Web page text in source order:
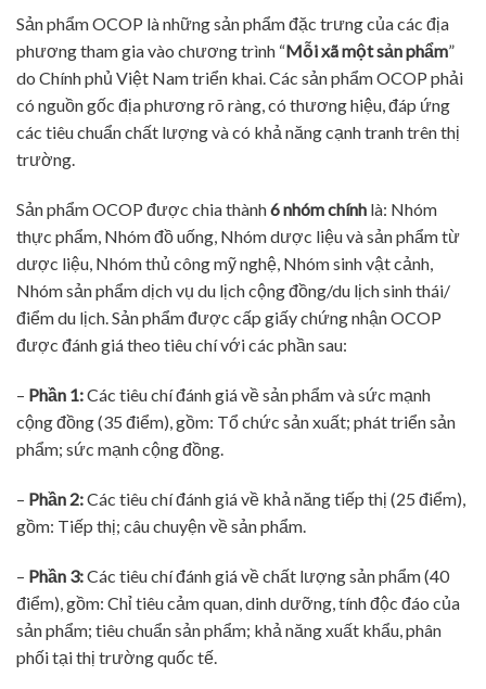
Sản phẩm OCOP là những sản phẩm đặc trưng của các địa
phương tham gia vào chương trình “Mỗi xã một sản phẩm”
do Chính phủ Việt Nam triển khai. Các sản phẩm OCOP phải
có nguồn gốc địa phương rõ ràng, có thương hiệu, đáp ứng
các tiêu chuẩn chất lượng và có khả năng cạnh tranh trên thị
trường.
Sản phẩm OCOP được chia thành6 nhóm chính là: Nhóm
thực phẩm, Nhóm đồ uống, Nhóm dược liệu và sản phẩm từ
dược liệu, Nhóm thủ công mỹ nghệ, Nhóm sinh vật cảnh,
Nhóm sản phẩm dịch vụ du lịch cộng đồng/du lịch sinh thái/
điểm du lịch. Sản phẩm được cấp giấy chứng nhận OCOP
được đánh giá theo tiêu chí với các phần sau:
– Phần 1:Các tiêu chí đánh giá về sản phẩm và sức mạnh
cộng đồng (35 điểm), gồm: Tổ chức sản xuất; phát triển sản
phẩm; sức mạnh cộng đồng.
– Phần 2:Các tiêu chí đánh giá về khả năng tiếp thị (25 điểm),
gồm: Tiếp thị; câu chuyện về sản phẩm.
– Phần 3:Các tiêu chí đánh giá về chất lượng sản phẩm (40
điểm), gồm: Chỉ tiêu cảm quan, dinh dưỡng, tính độc đáo của
sản phẩm; tiêu chuẩn sản phẩm; khả năng xuất khẩu, phân
phối tại thị trường quốc tế.